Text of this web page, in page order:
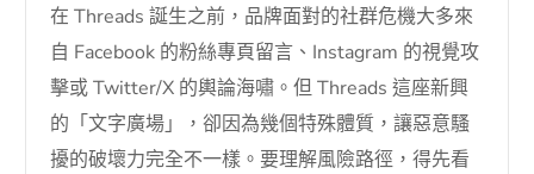
在 Threads 誕生之前，品牌面對的社群危機大多來
自 Facebook 的粉絲專頁留言、Instagram 的視覺攻
擊或 Twitter/X 的輿論海嘯。但 Threads 這座新興
的「文字廣場」，卻因為幾個特殊體質，讓惡意騷
擾的破壞力完全不一樣。要理解風險路徑，得先看